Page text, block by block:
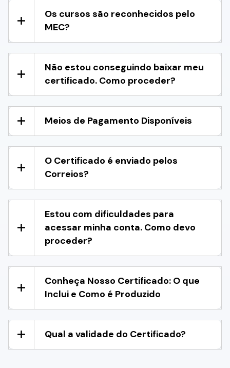
Os cursos são reconhecidos pelo
MEC?
Não estou conseguindo baixar meu
certificado. Como proceder?
Meios de Pagamento Disponíveis
O Certificado é enviado pelos
Correios?
Estou com dificuldades para
acessar minha conta. Como devo
proceder?
Conheça Nosso Certificado: O que
Inclui e Como é Produzido
Qual a validade do Certificado?